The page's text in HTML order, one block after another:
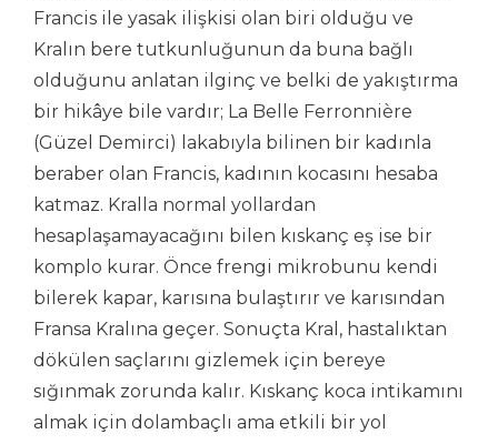
Francis ile yasak ilişkisi olan biri olduğu ve
Kralın bere tutkunluğunun da buna bağlı
olduğunu anlatan ilginç ve belki de yakıştırma
bir hikâye bile vardır; La Belle Ferronnière
(Güzel Demirci) lakabıyla bilinen bir kadınla
beraber olan Francis, kadının kocasını hesaba
katmaz. Kralla normal yollardan
hesaplaşamayacağını bilen kıskanç eş ise bir
komplo kurar. Önce frengi mikrobunu kendi
bilerek kapar, karısına bulaştırır ve karısından
Fransa Kralına geçer. Sonuçta Kral, hastalıktan
dökülen saçlarını gizlemek için bereye
sığınmak zorunda kalır. Kıskanç koca intikamını
almak için dolambaçlı ama etkili bir yol